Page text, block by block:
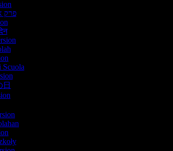
פרק